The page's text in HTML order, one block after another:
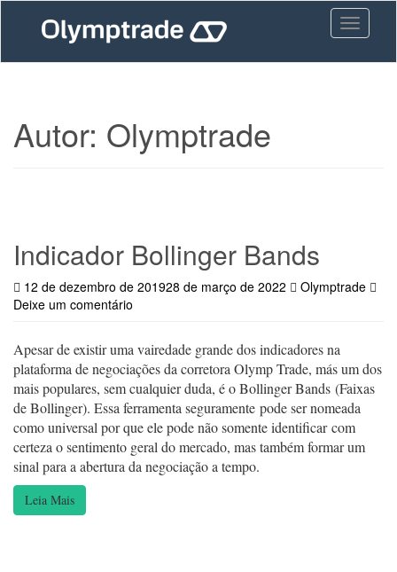
content
Toggle
Autor: Olymptrade
Indicador Bollinger Bands
12 de dezembro de 201928 de março de 2022
Olymptrade
Deixe um comentário
Apesar de existir uma vairedade grande dos indicadores na
plataforma de negociações da corretora Olymp Trade, más um dos
mais populares, sem cualquier duda, é o Bollinger Bands (Faixas
de Bollinger). Essa ferramenta seguramente pode ser nomeada
como universal por que ele pode não somente identificar com
certeza o sentimento geral do mercado, mas também formar um
sinal para a abertura da negociação a tempo.
Leia Mais